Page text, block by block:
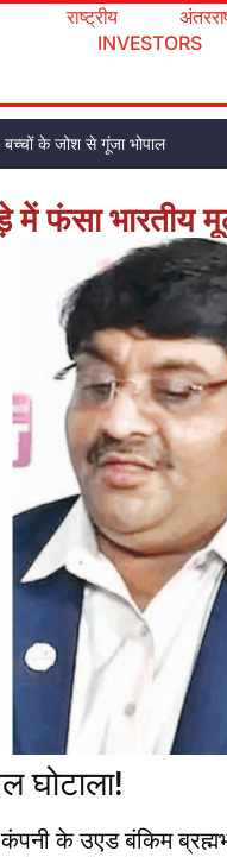
राष्ट्रीय
INVESTORS
बच्चों के जोश से गूंजा भोपाल
में फंसा भारतीय
घोटाला!
के उएड बंकिम